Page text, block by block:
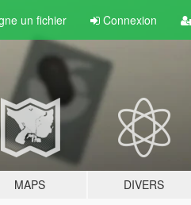
un fichier Connexion
MAPS DIVERS